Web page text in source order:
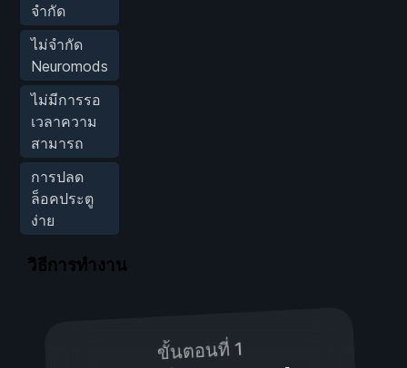
จำกัด
ไม่จำกัด
Neuromods
ไม่มีการรอ
เวลาความ
สามารถ
การปลด
ล็อคประตู
ง่าย
วิธีการทำงาน
ขั้นตอนที่ 1